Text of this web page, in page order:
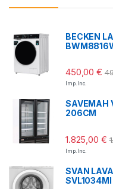
BECKEN
450,00€
Imp. Inc.
SAVEMAH
206CM
1.825,00 €
Imp. Inc.
SVAN
SVL1034MI